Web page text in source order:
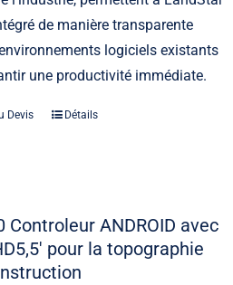
de manière transparente
logiciels existants
une productivité immédiate.
Devis Détails
Controleur ANDROID avec
pour la topographie